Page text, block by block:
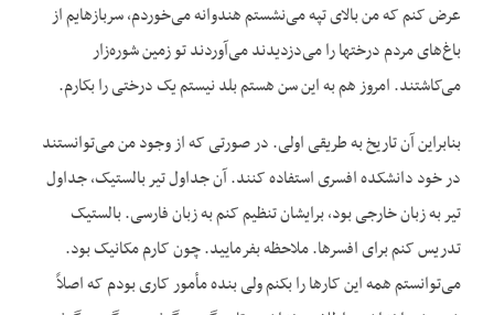
عرض کنم که من بالای تپه می‌نشستم هندوانه می‌خوردم، سربازهایم از
باغ‌های مردم درختها را می‌دزدیدند می‌آوردند تو زمین شوره‌زار
می‌کاشتند. امروز هم به این سن هستم بلد نیستم یک درختی را بکارم.
بنابراین آن تاریخ به طریقی اولی. در صورتی که از وجود من می‌توانستند
در خود دانشکده افسری استفاده کنند. آن جداول تیر بالستیک، جداول
تیر به زبان خارجی بود، برایشان تنظیم کنم به زبان فارسی. بالستیک
تدریس کنم برای افسرها. ملاحظه بفرمایید. چون کارم مکانیک بود.
می‌توانستم همه این کارها را بکنم ولی بنده مأمور کاری بودم که اصلاً